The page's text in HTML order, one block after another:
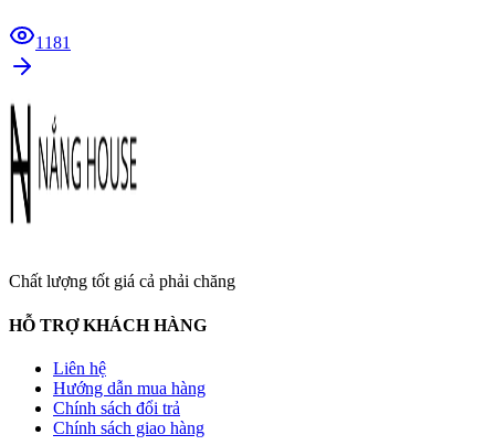
1181
Chất lượng tốt giá cả phải chăng
HỖ TRỢ KHÁCH HÀNG
Liên hệ
Hướng dẫn mua hàng
Chính sách đổi trả
Chính sách giao hàng